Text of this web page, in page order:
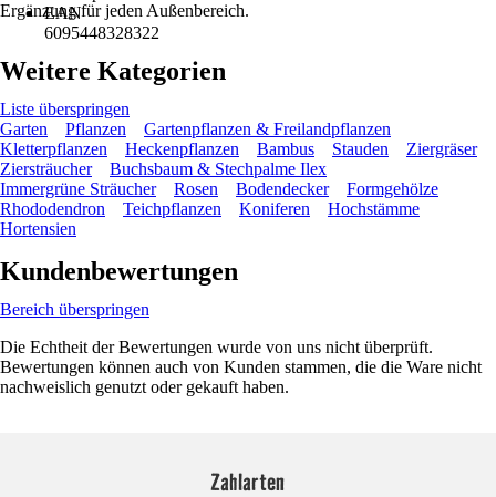
EAN
6095448328322
Ergänzung für jeden Außenbereich.
Weitere Kategorien
Liste überspringen
Garten
Pflanzen
Gartenpflanzen & Freilandpflanzen
Kletterpflanzen
Heckenpflanzen Bambus Stauden
Ziergräser
Ziersträucher
Buchsbaum & Stechpalme Ilex
Immergrüne Sträucher
Rosen Bodendecker
Formgehölze
Rhododendron
Teichpflanzen Koniferen
Hochstämme
Hortensien
Kundenbewertungen
Bereich überspringen
Die Echtheit der Bewertungen wurde von uns nicht überprüft.
Bewertungen können auch von Kunden stammen, die die Ware nicht
nachweislich genutzt oder gekauft haben.
Zahlarten